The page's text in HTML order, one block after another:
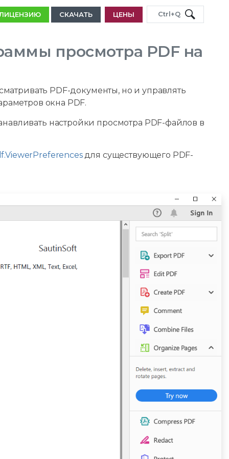
СКАЧАТЬ ЦЕНЫ Ctrl+Q
просмотра PDF на
PDF-документы, но и управлять
окна PDF.
настройки просмотра PDF-файлов в
для существующего PDF-